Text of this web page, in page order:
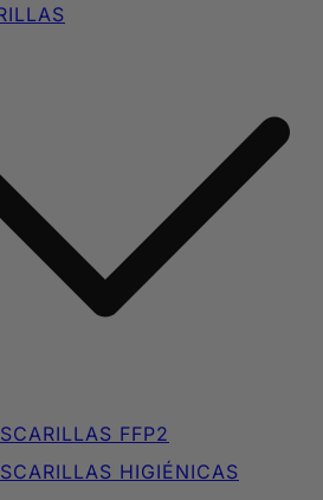
FFP2
HIGIÉNICAS